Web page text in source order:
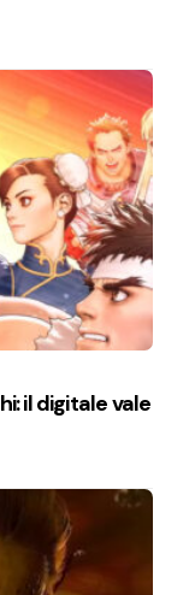
il digitale vale